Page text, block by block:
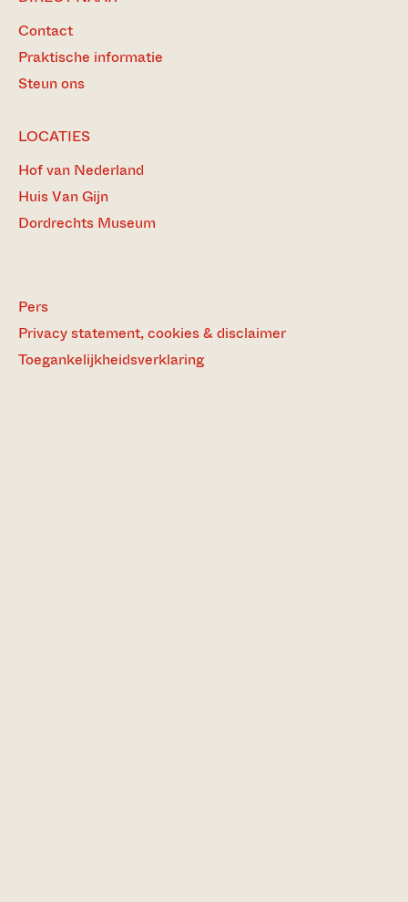
Contact
Praktische informatie
Steun ons
LOCATIES
Hof van Nederland
Huis Van Gijn
Dordrechts Museum
Pers
Privacy statement, cookies & disclaimer
Toegankelijkheidsverklaring